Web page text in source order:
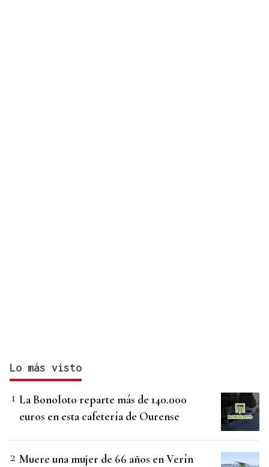
Lo más visto
La Bonoloto reparte más de 140.000
euros en esta cafetería de Ourense
Muere una mujer de 66 años en Verín